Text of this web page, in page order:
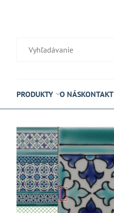
PRODUKTY O NÁSKONTAKT